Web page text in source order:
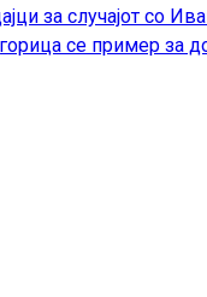
за случајот со
се пример за